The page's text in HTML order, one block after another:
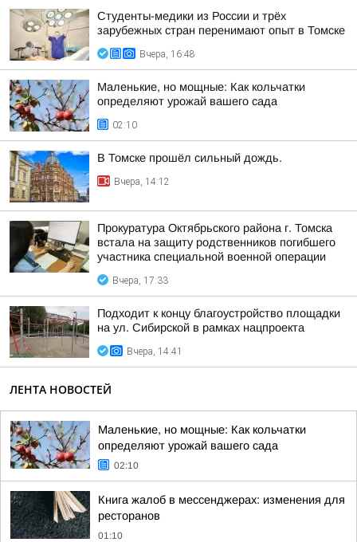
Студенты-медики из России и трёх
зарубежных стран перенимают опыт в Томске
Вчера, 16:48
Маленькие, но мощные: Как кольчатки
определяют урожай вашего сада
02:10
В Томске прошёл сильный дождь.
Вчера, 14:12
Прокуратура Октябрьского района г. Томска
встала на защиту родственников погибшего
участника специальной военной операции
Вчера, 17:33
Подходит к концу благоустройство площадки
на ул. Сибирской в рамках нацпроекта
Вчера, 14:41
ЛЕНТА НОВОСТЕЙ
Маленькие, но мощные: Как кольчатки
определяют урожай вашего сада
02:10
Книга жалоб в мессенджерах: изменения для
ресторанов
01:10